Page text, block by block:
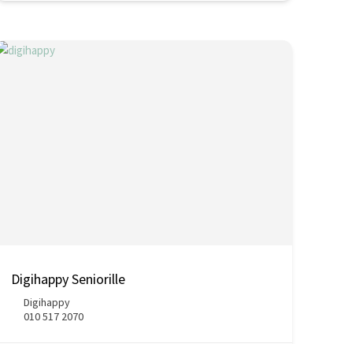
Digihappy Seniorille
Digihappy
010 517 2070